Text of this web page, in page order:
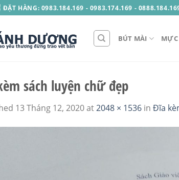
ĐẶT HÀNG: 0983.184.169 - 0983.174.169 -
BÚT MÀI MỰC
sách luyện chữ đẹp
13 Tháng 12, 2020at2048 × 1536 in Đĩa